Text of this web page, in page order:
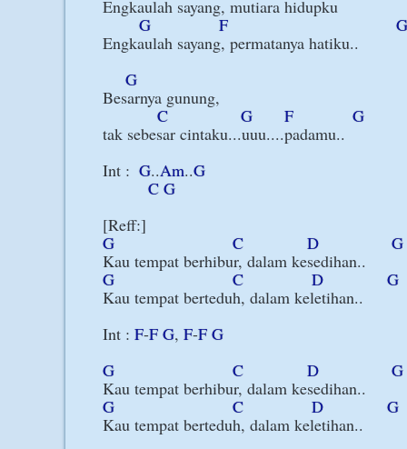
Engkaulah sayang, mutiara hidupku
G
F
G
Engkaulah sayang, permatanya hatiku..
G
Besarnya gunung,
C
G F
G
tak sebesar cintaku...uuu....padamu..
Int : G..Am..G
C G
G
C D
G
G
C D
G
Kau tempat berteduh, dalam keletihan..
Int : F-F G, F-F G
G
C D
G
G
C D
G
Kau tempat berteduh, dalam keletihan..